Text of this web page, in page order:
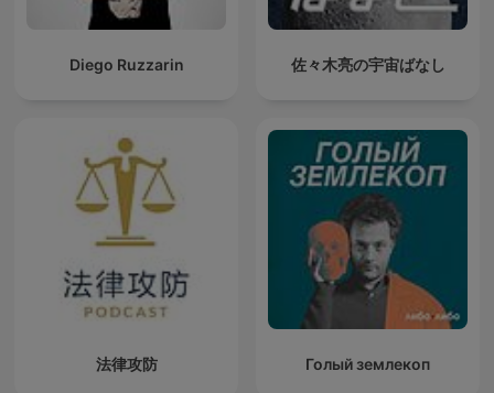
Diego Ruzzarin 佐々木亮の宇宙ばなし
法律攻防 Голый землекоп